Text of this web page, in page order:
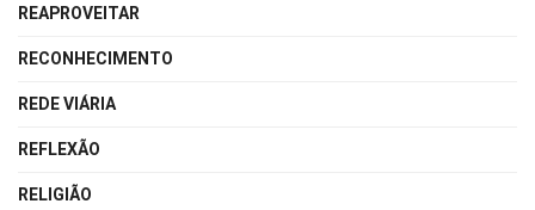
REAPROVEITAR
RECONHECIMENTO
REDE VIÁRIA
REFLEXÃO
RELIGIÃO